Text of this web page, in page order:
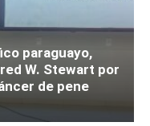
paraguayo,
W. Stewart por
de pene